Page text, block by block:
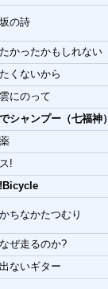
の詩
かったかもしれない
くないから
にのって
シャンプー（七福神）
!
ちなかたつむり
ぜ走るのか?
ないギター